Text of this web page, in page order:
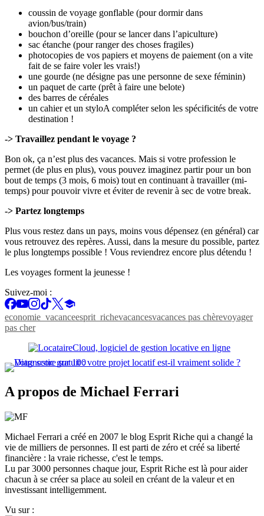
coussin de voyage gonflable (pour dormir dans
avion/bus/train)
bouchon d’oreille (pour se lancer dans l’apiculture)
sac étanche (pour ranger des choses fragiles)
photocopies de vos papiers et moyens de paiement (on a vite
fait de se faire voler les vrais!)
une gourde (ne désigne pas une personne de sexe féminin)
un paquet de carte (prêt à faire une belote)
des barres de céréales
un cahier et un styloA compléter selon les spécificités de votre
destination !
-> Travaillez pendant le voyage ?
Bon ok, ça n’est plus des vacances. Mais si votre profession le
permet (de plus en plus), vous pouvez imaginez partir pour un bon
bout de temps (3 mois, 6 mois) tout en continuant à travailler (mi-
temps) pour pouvoir vivre et éviter de revenir à sec de votre break.
-> Partez longtemps
Plus vous restez dans un pays, moins vous dépensez (en général) car
vous retrouvez des repères. Aussi, dans la mesure du possible, partez
le plus longtemps possible ! Vous reviendrez encore plus détendu !
Les voyages forment la jeunesse !
Suivez-moi :
economie_vacanceesprit_richevacancesvacances pas chèrevoyager
pas cher
A propos de Michael Ferrari
Michael Ferrari a créé en 2007 le blog Esprit Riche qui a changé la
vie de milliers de personnes. Il est parti de zéro et créé sa liberté
financière : la vraie richesse, c'est le temps.
Lu par 3000 personnes chaque jour, Esprit Riche est là pour aider
chacun à se créer sa place au soleil en créant de la valeur et en
investissant intelligemment.
Vu sur :